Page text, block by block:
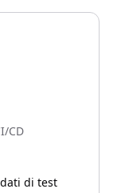
CD
di test